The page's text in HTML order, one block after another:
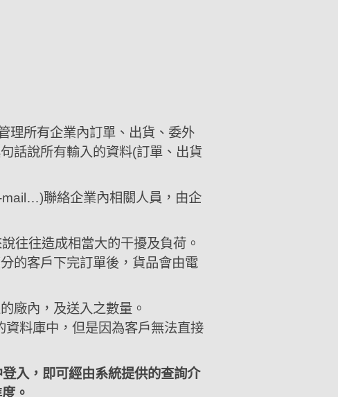
理所有企業內訂單、出貨、委外
話說所有輸入的資料(訂單、出貨
聯絡企業內相關人員，由企
往造成相當大的干擾及負荷。
的客戶下完訂單後，貨品會由電
廠內，及送入之數量。
料庫中，但是因為客戶無法直接
入，即可經由系統提供的查詢介
。